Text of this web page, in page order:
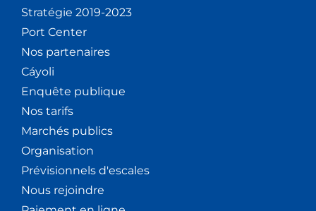
Stratégie 2019-2023
Port Center
Nos partenaires
Cáyoli
Enquête publique
Nos tarifs
Marchés publics
Organisation
Prévisionnels d'escales
Nous rejoindre